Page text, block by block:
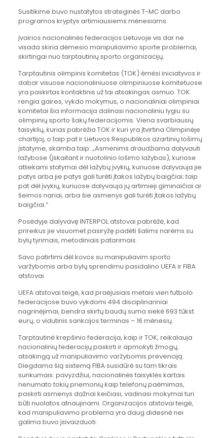
Susitikime buvo nustatytos strateginės T-MC darbo
programos kryptys artimiausiems mėnesiams.
Įvairios nacionalinės federacijos Lietuvoje vis dar ne
visada skiria dėmesio manipuliavimo sporte problemai,
skirtingai nuo tarptautinių sporto organizacijų.
Tarptautinis olimpinis komitetas (TOK) ėmėsi iniciatyvos ir
dabar visuose nacionaliniuose olimpiniuose komitetuose
yra paskirtas kontaktinis už tai atsakingas asmuo. TOK
rengia gaires, vykdo mokymus, o nacionaliniai olimpiniai
komitetai šia informacija dalinasi nacionaliniu lygiu su
olimpinių sporto šakų federacijomis. Viena svarbiausių
taisyklių, kurias pabrėžia TOK ir kuri yra įtvirtina Olimpinėje
chartijoj, o taip pat ir Lietuvos Respublikos azartinių lošimų
įstatyme, skamba taip: „Asmenims draudžiama dalyvauti
lažybose (įskaitant ir nuotolinio lošimo lažybas), kuriose
atliekami statymai dėl lažybų įvykių, kuriuose dalyvauja jie
patys arba jie patys gali turėti įtakos lažybų baigčiai; taip
pat dėl įvykių, kuriuose dalyvauja jų artimieji giminaičiai ar
šeimos nariai, arba šie asmenys gali turėti įtakos lažybų
baigčiai.“
Posėdyje dalyvavę INTERPOL atstovai pabrėžė, kad
prireikus jie visuomet pasiryžę padėti šalims narėms su
bylų tyrimais, metodiniais patarimais.
Savo patirtimi dėl kovos su manipuliavim sporto
varžybomis arba bylų sprendimu pasidalino UEFA ir FIBA
atstovai.
UEFA atstovai teigė, kad praėjusiais metais vien futbolo
federacijose buvo vykdomi 494 disciplinariniai
nagrinėjimai, bendra skirtų baudų suma siekė 693 tūkst.
eurų, o vidutinis sankcijos terminas – 16 mėnesių.
Tarptautinė krepšinio federacija, kaip ir TOK, reikalauja
nacionalinių federacijų paskirti ir apmokyti žmogų,
atsakingą už manipuliavimo varžybomis prevenciją.
Diegdama šią sistemą FIBA susidūrė su tam tikrais
sunkumais: pavyzdžiui, nacionalinės taisyklės kartais
nenumato tokių priemonių kaip telefonų paėmimas,
paskirti asmenys dažnai keičiasi, vadinasi mokymai turi
būti nuolatos atnaujinami. Organizacijos atstovai teigė,
kad manipuliavimo problema yra daug didesnė nei
galima buvo įsivaizduoti.